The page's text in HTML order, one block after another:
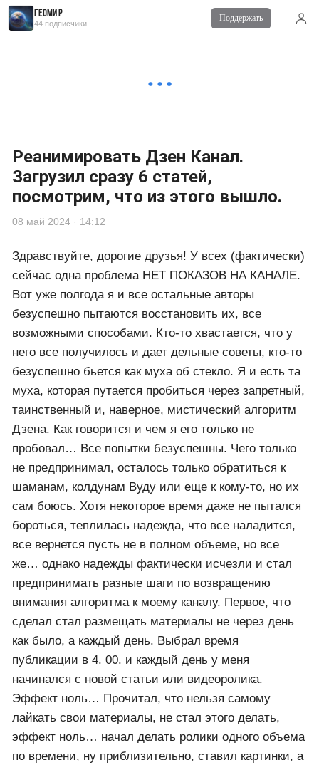
ГЕОМИР
44 подписчики
Поддержать
■ Рассказы о жизни
Реанимировать Дзен Канал.
Загрузил сразу 6 статей,
посмотрим, что из этого вышло.
08 май 2024 · 14:12
Здравствуйте, дорогие друзья! У всех (фактически)
сейчас одна проблема НЕТ ПОКАЗОВ НА КАНАЛЕ.
Вот уже полгода я и все остальные авторы
безуспешно пытаются восстановить их, все
возможными способами. Кто-то хвастается, что у
него все получилось и дает дельные советы, кто-то
безуспешно бьется как муха об стекло. Я и есть та
муха, которая путается пробиться через запретный,
таинственный и, наверное, мистический алгоритм
Дзена. Как говорится и чем я его только не
пробовал… Все попытки безуспешны. Чего только
не предпринимал, осталось только обратиться к
шаманам, колдунам Вуду или еще к кому-то, но их
сам боюсь. Хотя некоторое время даже не пытался
бороться, теплилась надежда, что все наладится,
все вернется пусть не в полном объеме, но все